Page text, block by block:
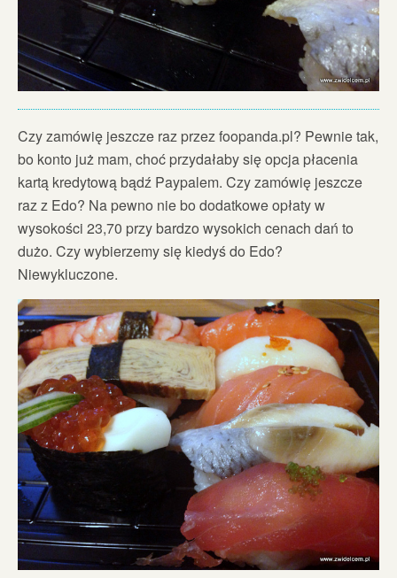
Czy zamówię jeszcze raz przez foopanda.pl? Pewnie tak,
bo konto już mam, choć przydałaby się opcja płacenia
kartą kredytową bądź Paypalem. Czy zamówię jeszcze
raz z Edo? Na pewno nie bo dodatkowe opłaty w
wysokości 23,70 przy bardzo wysokich cenach dań to
dużo. Czy wybierzemy się kiedyś do Edo?
Niewykluczone.